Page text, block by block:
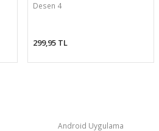
Desen 4
299,95 TL
Android Uygulama